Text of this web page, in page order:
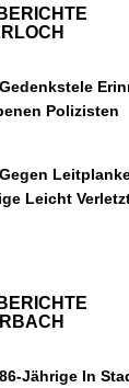
Polizisten
Leicht
Jährige In